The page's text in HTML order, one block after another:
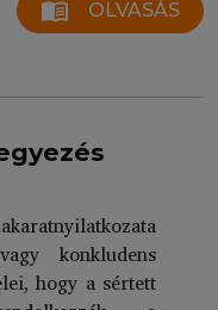
menu_book OLVASÁS
konkludens
hogy a sértett